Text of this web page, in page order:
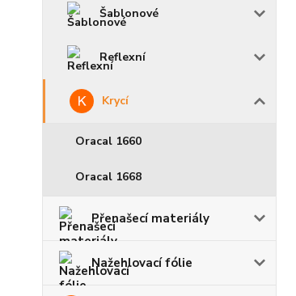
Šablonové
Reflexní
Krycí
Oracal 1660
Oracal 1668
Přenašecí materiály
Nažehlovací fólie